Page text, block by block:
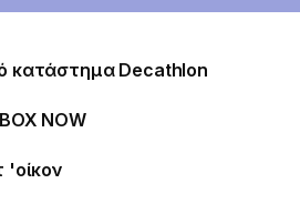
κατάστημα Decathlon
ΝΟW